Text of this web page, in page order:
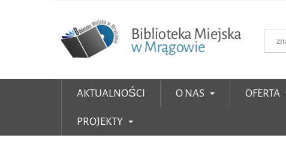
AKTUALNOŚCI O NAS OFERTA
PROJEKTY